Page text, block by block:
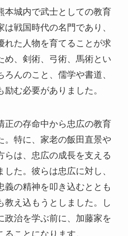
本城内で武士としての教育
戦国時代の名門であり、
れた人物を育てることが求
め、剣術、弓術、馬術とい
んのこと、儒学や書道、
む必要がありました。
正の存命中から忠広の教育
。特に、家老の飯田直景や
らは、忠広の成長を支える
た。彼らは忠広に対し、
義の精神を叩き込むととも
教え込もうとしました。し
政治を学ぶ前に、加藤家を